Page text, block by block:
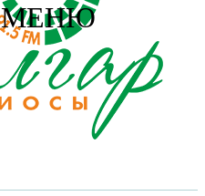
МЕНЮ